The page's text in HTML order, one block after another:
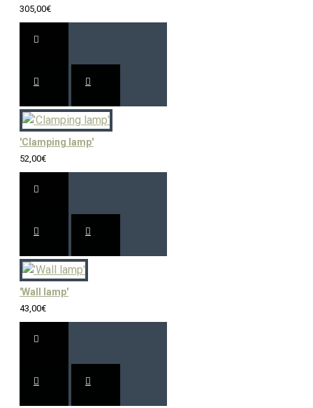
305,00€
'Clamping lamp'
52,00€
'Wall lamp'
43,00€